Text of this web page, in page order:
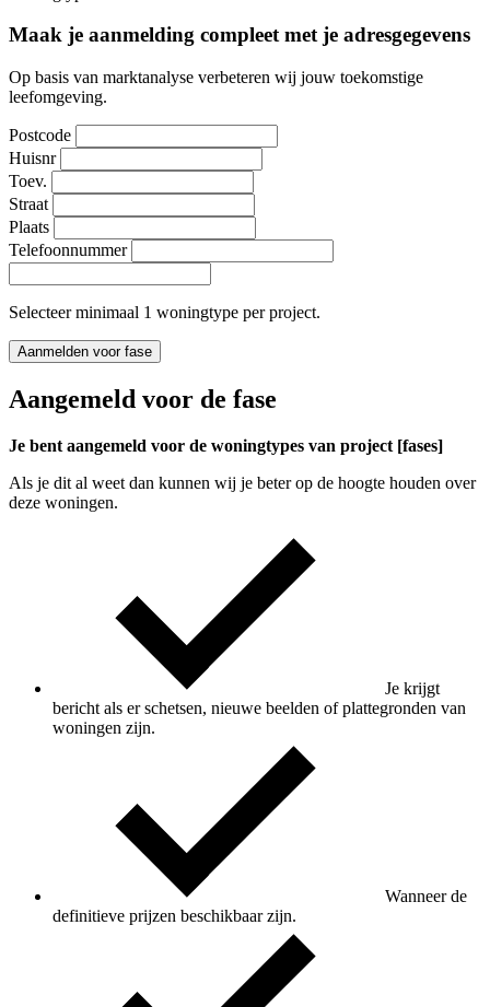
Maak je aanmelding compleet met je adresgegevens
Op basis van marktanalyse verbeteren wij jouw toekomstige
leefomgeving.
Postcode
Huisnr
Toev.
Straat
Plaats
Telefoonnummer
Selecteer minimaal 1 woningtype per project.
Aanmelden voor fase
Aangemeld voor de fase
Je bent aangemeld voor de woningtypes van project [fases]
Als je dit al weet dan kunnen wij je beter op de hoogte houden over
deze woningen.
Je krijgt
bericht als er schetsen, nieuwe beelden of plattegronden van
woningen zijn.
Wanneer de
definitieve prijzen beschikbaar zijn.